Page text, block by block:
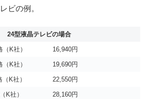
ビの例。
24型液晶テレビの場合
K社） 16,940円
K社） 19,690円
K社） 22,550円
K社） 28,160円